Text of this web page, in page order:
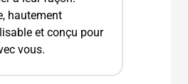
hautement
et conçu pour
vous.